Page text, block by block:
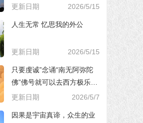
更新日期
2026/5/15
人生无常 忆思我的外公
更新日期 2026/5/15
只要虔诚”念诵“南无阿弥陀
佛”佛号就可以去西方极乐世
界，对吗？
更新日期 2026/5/7
因果是宇宙真谛，众生的业